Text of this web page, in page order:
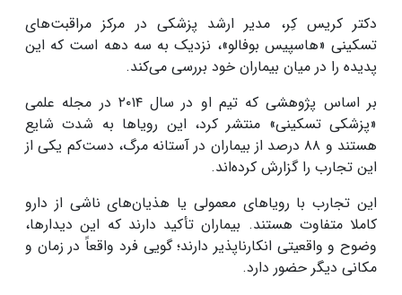
دکتر کریس کِر، مدیر ارشد پزشکی در مرکز مراقبت‌های
تسکینی «هاسپیس بوفالو»، نزدیک به سه دهه است که این
پدیده را در میان بیماران خود بررسی می‌کند.
بر اساس پژوهشی که تیم او در سال ۲۰۱۴ در مجله علمی
«پزشکی تسکینی» منتشر کرد، این رویاها به شدت شایع
هستند و ۸۸ درصد از بیماران در آستانه مرگ، دست‌کم یکی از
این تجارب را گزارش کرده‌اند.
این تجارب با رویاهای معمولی یا هذیان‌های ناشی از دارو
کاملا متفاوت هستند. بیماران تأکید دارند که این دیدارها،
وضوح و واقعیتی انکارناپذیر دارند؛ گویی فرد واقعاً در زمان و
مکانی دیگر حضور دارد.